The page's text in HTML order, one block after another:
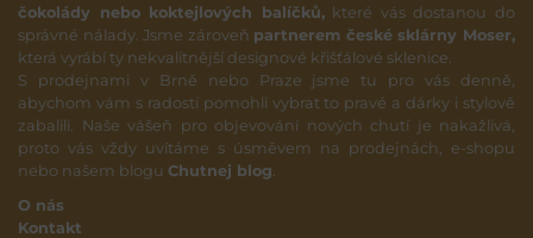
čokolády nebo koktejlových balíčků,které vás dostanou do
správné nálady. Jsme zároveň partnerem české sklárny Moser,
která vyrábí ty nekvalitnější designové křišťálové sklenice.
S prodejnami v Brně nebo Praze jsme tu pro vás denně,
abychom vám s radostí pomohli vybrat to pravé a dárky i stylově
zabalili. Naše vášeň pro objevování nových chutí je nakažlivá,
proto vás vždy uvítáme s úsměvem na prodejnách, e-shopu
nebo našem blogu Chutnej blog
O nás
Kontakt